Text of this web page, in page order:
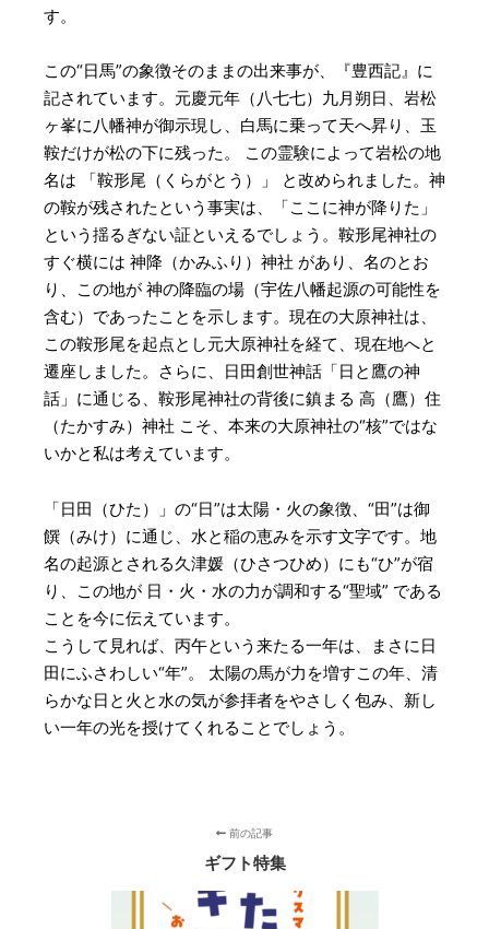
す。
この“日馬”の象徴そのままの出来事が、『豊西記』に
記されています。元慶元年（八七七）九月朔日、岩松
ヶ峯に八幡神が御示現し、白馬に乗って天へ昇り、玉
鞍だけが松の下に残った。 この霊験によって岩松の地
名は 「鞍形尾（くらがとう）」 と改められました。神
の鞍が残されたという事実は、「ここに神が降りた」
という揺るぎない証といえるでしょう。鞍形尾神社の
すぐ横には 神降（かみふり）神社 があり、名のとお
り、この地が 神の降臨の場（宇佐八幡起源の可能性を
含む）であったことを示します。現在の大原神社は、
この鞍形尾を起点とし元大原神社を経て、現在地へと
遷座しました。さらに、日田創世神話「日と鷹の神
話」に通じる、鞍形尾神社の背後に鎮まる 高（鷹）住
（たかすみ）神社 こそ、本来の大原神社の“核”ではな
いかと私は考えています。
「日田（ひた）」の“日”は太陽・火の象徴、“田”は御
饌（みけ）に通じ、水と稲の恵みを示す文字です。地
名の起源とされる久津媛（ひさつひめ）にも“ひ”が宿
り、この地が 日・火・水の力が調和する“聖域” である
ことを今に伝えています。
こうして見れば、丙午という来たる一年は、まさに日
田にふさわしい“年”。 太陽の馬が力を増すこの年、清
らかな日と火と水の気が参拝者をやさしく包み、新し
い一年の光を授けてくれることでしょう。
前の記事
ギフト特集